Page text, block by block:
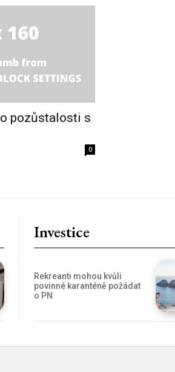
pozůstalosti s
0
Investice
Rekreanti mohou kvůli
povinné karanténě požádat
o PN